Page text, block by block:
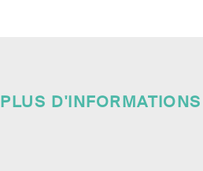
PLUS D'INFORMATIONS